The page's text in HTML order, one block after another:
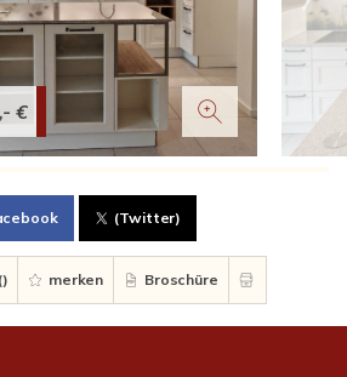
€
(Twitter)
) merken Broschüre